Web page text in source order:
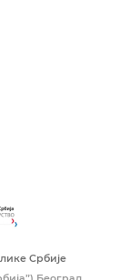
Србије